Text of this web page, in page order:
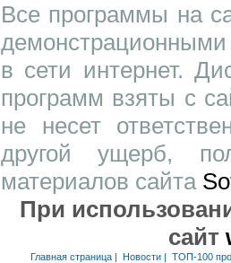
Все программы на
в сети интернет.
программ взяты с
не несет
другой ущерб,
материалов сайта
При
сайт
Главная страница| Новости| ТОП-100